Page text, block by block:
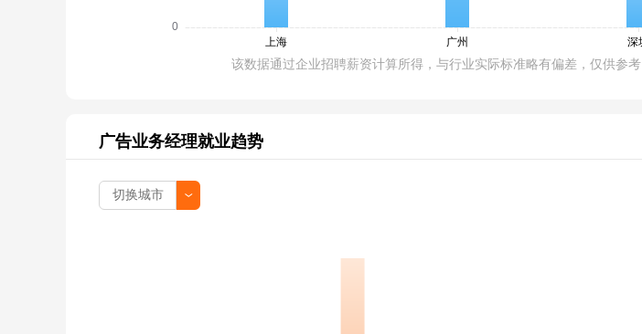
该数据通过企业招聘薪资计算所得，与行业实际标准略有偏差，仅供参考
广告业务经理就业趋势